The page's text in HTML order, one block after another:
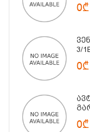
0₾
3/
0₾
0₾